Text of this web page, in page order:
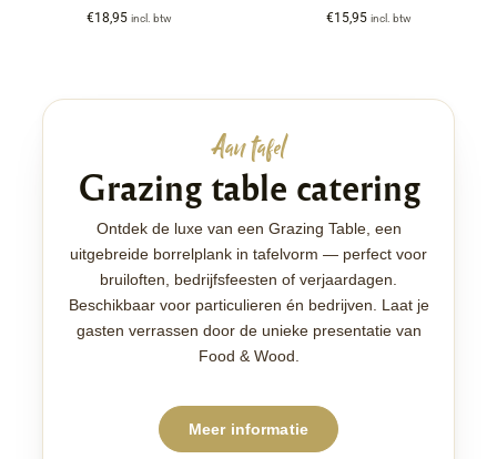
€18,95 incl. btw €15,95 incl. btw
Aan tafel
Grazing table catering
Ontdek de luxe van een Grazing Table, een
uitgebreide borrelplank in tafelvorm — perfect voor
bruiloften, bedrijfsfeesten of verjaardagen.
Beschikbaar voor particulieren én bedrijven. Laat je
gasten verrassen door de unieke presentatie van
Food & Wood.
Meer informatie